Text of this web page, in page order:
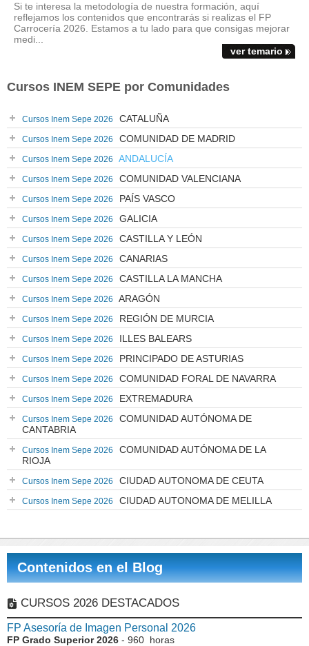
Si te interesa la metodología de nuestra formación, aquí
reflejamos los contenidos que encontrarás si realizas el FP
Carrocería 2026. Estamos a tu lado para que consigas mejorar
medi...
ver temario
Cursos INEM SEPE por Comunidades
Cursos Inem Sepe 2026 CATALUÑA
Cursos Inem Sepe 2026 COMUNIDAD DE MADRID
Cursos Inem Sepe 2026 ANDALUCÍA
Cursos Inem Sepe 2026 COMUNIDAD VALENCIANA
Cursos Inem Sepe 2026 PAÍS VASCO
Cursos Inem Sepe 2026 GALICIA
Cursos Inem Sepe 2026 CASTILLA Y LEÓN
Cursos Inem Sepe 2026 CANARIAS
Cursos Inem Sepe 2026 CASTILLA LA MANCHA
Cursos Inem Sepe 2026 ARAGÓN
Cursos Inem Sepe 2026 REGIÓN DE MURCIA
Cursos Inem Sepe 2026 ILLES BALEARS
Cursos Inem Sepe 2026 PRINCIPADO DE ASTURIAS
Cursos Inem Sepe 2026 COMUNIDAD FORAL DE NAVARRA
Cursos Inem Sepe 2026 EXTREMADURA
Cursos Inem Sepe 2026
COMUNIDAD AUTÓNOMA DE
CANTABRIA
Cursos Inem Sepe 2026
COMUNIDAD AUTÓNOMA DE LA
RIOJA
Cursos Inem Sepe 2026 CIUDAD AUTONOMA DE CEUTA
Cursos Inem Sepe 2026 CIUDAD AUTONOMA DE MELILLA
Contenidos en el Blog
CURSOS 2026 DESTACADOS
FP Asesoría de Imagen Personal 2026
FP Grado Superior 2026 - 960 horas